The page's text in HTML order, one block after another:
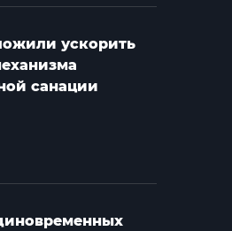
ускорить
санации